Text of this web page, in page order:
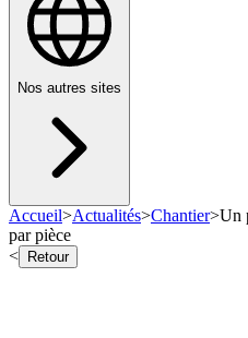
Nos autres sites
Accueil>Actualités>Chantier>Un
par pièce
<
Retour